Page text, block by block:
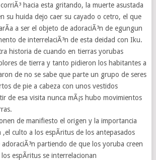
hacia esta gritando, la muerte asustada
su huida dejo caer su cayado o cetro, el que
a ser el objeto de adoraciÃ³n de egungun
de interrelaciÃ³n de esta deidad con Iku.
historia de cuando en tierras yorubas
de tierra y tanto pidieron los habitantes a
de no se sabe que parte un grupo de seres
de pie a cabeza con unos vestidos
de esa visita nunca mÃ¡s hubo movimientos
de manifiesto el origen y la importancia
culto a los espÃ­ritus de los antepasados
partiendo de que los yoruba creen
espÃ­ritus se interrelacionan